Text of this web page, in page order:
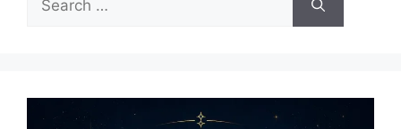
for: